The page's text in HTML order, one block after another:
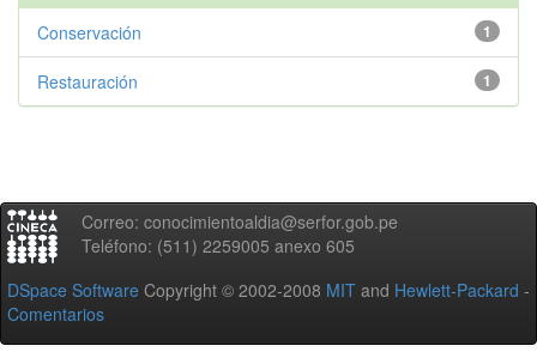
1
Conservación
1
Restauración
Correo: conocimientoaldia@serfor.gob.pe
Teléfono: (511) 2259005 anexo 605
DSpace Software Copyright © 2002-2008 MIT and Hewlett-Packard -
Comentarios